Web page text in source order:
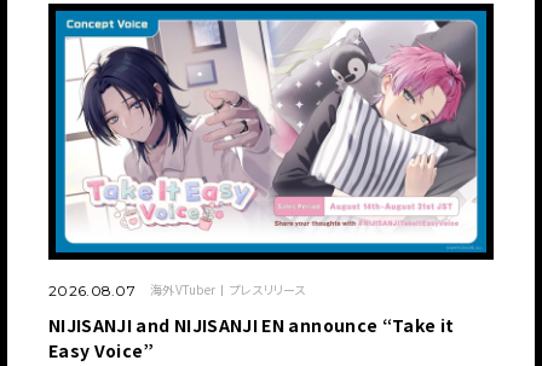
2026.08.07 海外VTuber プレスリリース
NIJISANJI and NIJISANJI EN announce “Take it
Easy Voice”